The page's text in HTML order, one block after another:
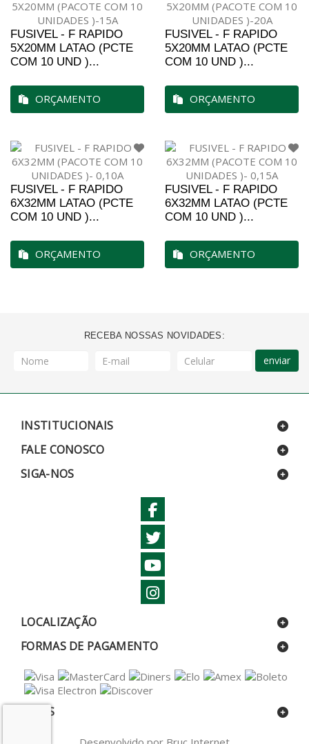
FUSIVEL - F RAPIDO
5X20MM LATAO (PCTE
COM 10 UND )...
ORÇAMENTO
FUSIVEL - F RAPIDO
5X20MM LATAO (PCTE
COM 10 UND )...
ORÇAMENTO
FUSIVEL - F RAPIDO
6X32MM LATAO (PCTE
COM 10 UND )...
ORÇAMENTO
FUSIVEL - F RAPIDO
6X32MM LATAO (PCTE
COM 10 UND )...
ORÇAMENTO
RECEBA NOSSAS NOVIDADES:
enviar
INSTITUCIONAIS
FALE CONOSCO
SIGA-NOS
LOCALIZAÇÃO
FORMAS DE PAGAMENTO
SELOS